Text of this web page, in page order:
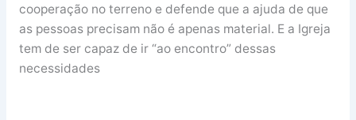
cooperação no terreno e defende que a ajuda de que
as pessoas precisam não é apenas material. E a Igreja
tem de ser capaz de ir “ao encontro” dessas
necessidades